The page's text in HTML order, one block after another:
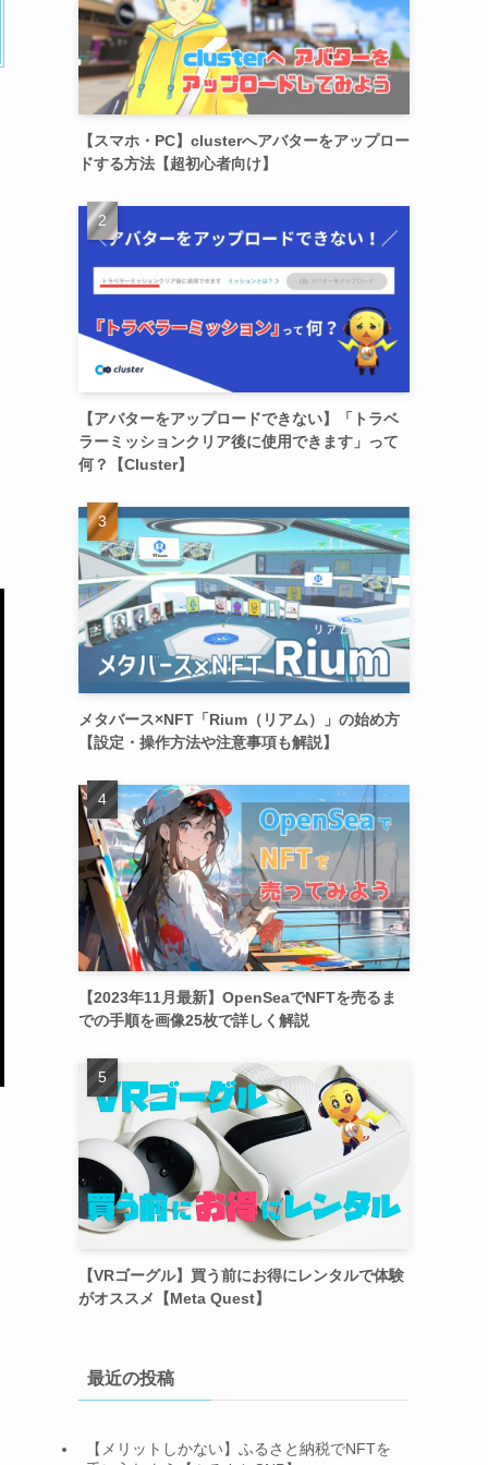
【スマホ・PC】clusterへアバターをアップロー
ドする方法【超初心者向け】
【アバターをアップロードできない】「トラベ
ラーミッションクリア後に使用できます」って
何？【Cluster】
メタバース×NFT「Rium（リアム）」の始め方
【設定・操作方法や注意事項も解説】
【2023年11月最新】OpenSeaでNFTを売るま
での手順を画像25枚で詳しく解説
【VRゴーグル】買う前にお得にレンタルで体験
がオススメ【Meta Quest】
最近の投稿
【メリットしかない】ふるさと納税でNFTを